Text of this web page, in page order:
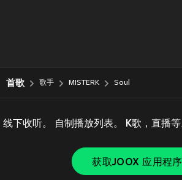
首歌 歌手 MISTERK Soul
线下收听。 自制播放列表。 K歌，直播等
获取JOOX 应用程序